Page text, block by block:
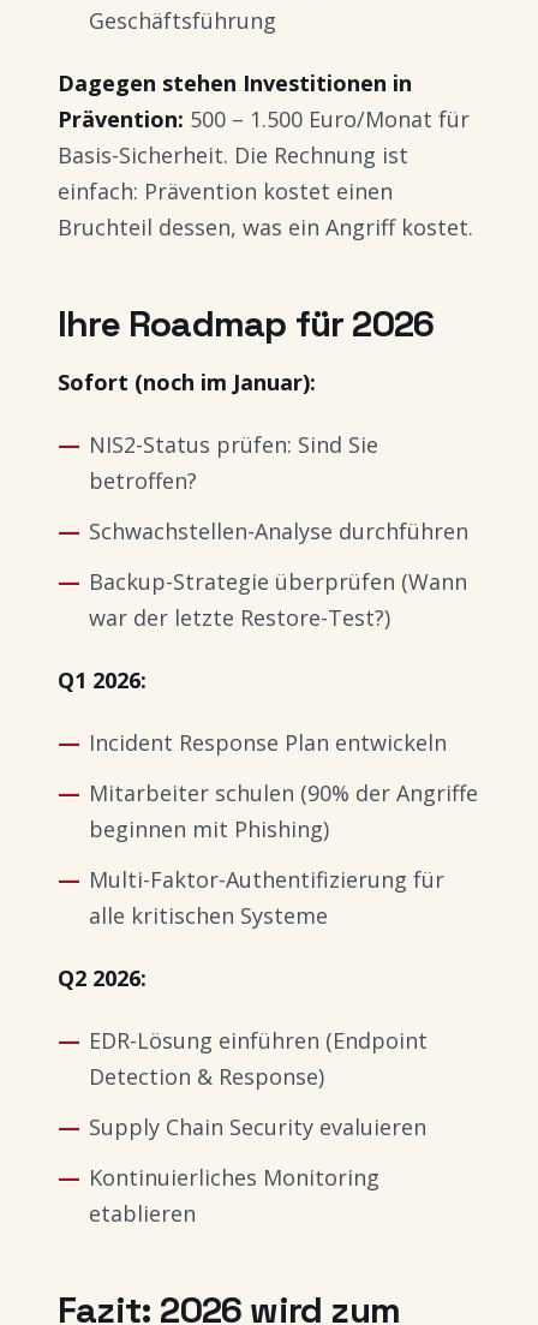
Geschäftsführung
Dagegen stehen Investitionen in
Prävention: 500 – 1.500 Euro/Monat für
Basis-Sicherheit. Die Rechnung ist
einfach: Prävention kostet einen
Bruchteil dessen, was ein Angriff kostet.
Ihre Roadmap für 2026
Sofort (noch im Januar):
NIS2-Status prüfen: Sind Sie
betroffen?
Schwachstellen-Analyse durchführen
Backup-Strategie überprüfen (Wann
war der letzte Restore-Test?)
Q1 2026:
Incident Response Plan entwickeln
Mitarbeiter schulen (90% der Angriffe
beginnen mit Phishing)
Multi-Faktor-Authentifizierung für
alle kritischen Systeme
Q2 2026:
EDR-Lösung einführen (Endpoint
Detection & Response)
Supply Chain Security evaluieren
Kontinuierliches Monitoring
etablieren
Fazit: 2026 wird zum